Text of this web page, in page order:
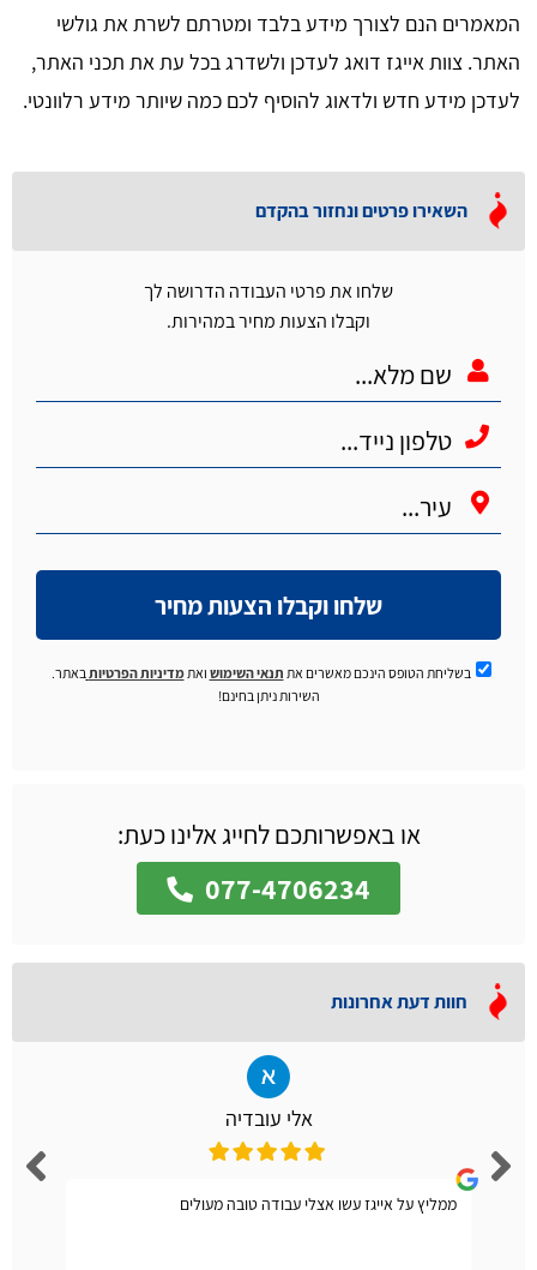
המאמרים הנם לצורך מידע בלבד ומטרתם לשרת את גולשי
האתר. צוות אייגז דואג לעדכן ולשדרג בכל עת את תכני האתר,
לעדכן מידע חדש ולדאוג להוסיף לכם כמה שיותר מידע רלוונטי.
השאירו פרטים ונחזור בהקדם
שלחו את פרטי העבודה הדרושה לך
וקבלו הצעות מחיר במהירות.
שלחו וקבלו הצעות מחיר
בשליחת הטופס הינכם מאשרים את תנאי השימוש ואתמדיניות הפרטיותבאתר.
השירות ניתן בחינם!
או באפשרותכם לחייג אלינו כעת:
077-4706234
חוות דעת אחרונות
אלי עובדיה
ממליץ על אייגז עשו אצלי עבודה טובה מעולים